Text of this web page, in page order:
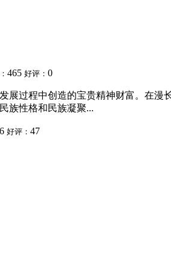
465 好评： 0
过程中创造的宝贵精神财富。在
族性格和民族凝聚...
好评： 47